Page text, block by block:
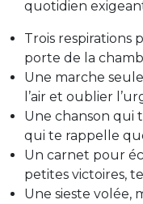
quotidien
Trois respirations
porte de la
Une marche
l’air et oublier
Une chanson qui
qui te rappelle
Un carnet pour
petites victoires,
Une sieste volée,